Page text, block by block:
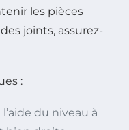
les pièces
joints, assurez-
:
du niveau à